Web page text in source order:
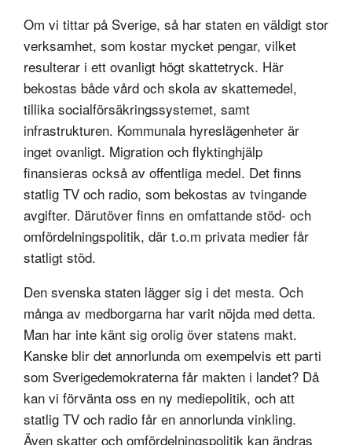
Om vi tittar på Sverige, så har staten en väldigt stor
verksamhet, som kostar mycket pengar, vilket
resulterar i ett ovanligt högt skattetryck. Här
bekostas både vård och skola av skattemedel,
tillika socialförsäkringssystemet, samt
infrastrukturen. Kommunala hyreslägenheter är
inget ovanligt. Migration och flyktinghjälp
finansieras också av offentliga medel. Det finns
statlig TV och radio, som bekostas av tvingande
avgifter. Därutöver finns en omfattande stöd- och
omfördelningspolitik, där t.o.m privata medier får
statligt stöd.
Den svenska staten lägger sig i det mesta. Och
många av medborgarna har varit nöjda med detta.
Man har inte känt sig orolig över statens makt.
Kanske blir det annorlunda om exempelvis ett parti
som Sverigedemokraterna får makten i landet? Då
kan vi förvänta oss en ny mediepolitik, och att
statlig TV och radio får en annorlunda vinkling.
Även skatter och omfördelningspolitik kan ändras